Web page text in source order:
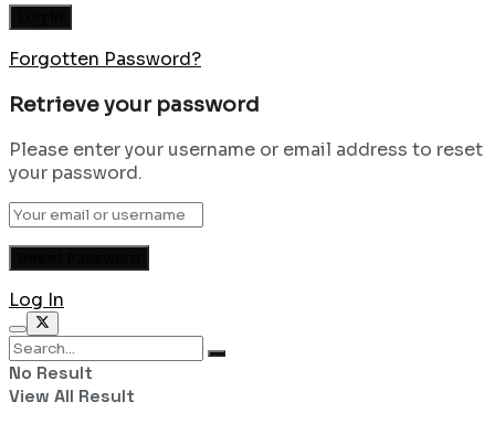
Forgotten Password?
Retrieve your password
Please enter your username or email address to reset
your password.
Log In
No Result
View All Result